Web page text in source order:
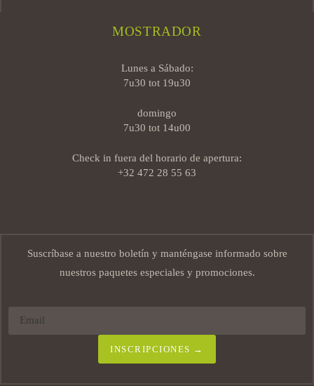
MOSTRADOR
Lunes a Sábado:
7u30 tot 19u30
domingo
7u30 tot 14u00
Check in fuera del horario de apertura:
+32 472 28 55 63
Suscríbase a nuestro boletín y manténgase informado sobre
nuestros paquetes especiales y promociones.
INSCRIPCIONES →